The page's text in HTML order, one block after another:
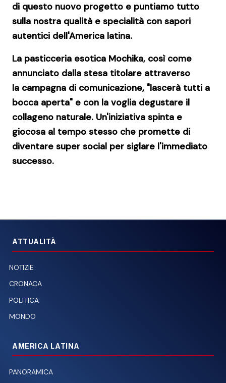
di questo nuovo progetto e puntiamo tutto
sulla nostra qualità e specialità con sapori
autentici dell'America latina.
La pasticceria esotica Mochika, così come
annunciato dalla stesa titolare attraverso
la campagna di comunicazione, "lascerà tutti a
bocca aperta" e con la voglia degustare il
collageno naturale. Un'iniziativa spinta e
giocosa al tempo stesso che promette di
diventare super social per siglare l'immediato
successo.
ATTUALITÀ
NOTIZIE
CRONACA
POLITICA
MONDO
AMERICA LATINA
PANORAMICA